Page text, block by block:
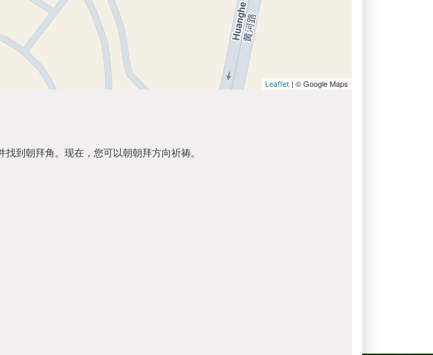
Leaflet | © Google Maps
到朝拜角。现在，您可以朝朝拜方向祈祷。